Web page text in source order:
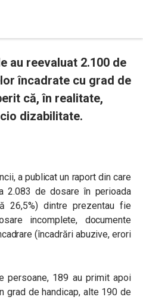
au reevaluat 2.100 de
încadrate cu grad de
că, în realitate,
dizabilitate.
a publicat un raport din care
2.083 de dosare în perioada
26,5%) dintre prezentau fie
incomplete, documente
(încadrări abuzive, erori
persoane, 189 au primit apoi
grad de handicap, alte 190 de